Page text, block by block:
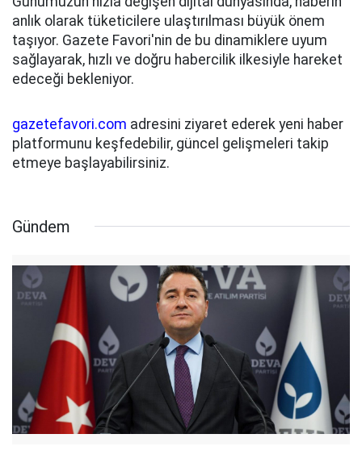
anlık olarak tüketicilere ulaştırılması büyük önem
taşıyor. Gazete Favori'nin de bu dinamiklere uyum
sağlayarak, hızlı ve doğru habercilik ilkesiyle hareket
edeceği bekleniyor.
gazetefavori.com adresini ziyaret ederek yeni haber
platformunu keşfedebilir, güncel gelişmeleri takip
etmeye başlayabilirsiniz.
Gündem